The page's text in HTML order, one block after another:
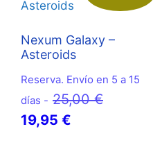
Nexum Galaxy –
Asteroids
Reserva. Envío en 5 a 15
días - 25,00€El
19,95 €